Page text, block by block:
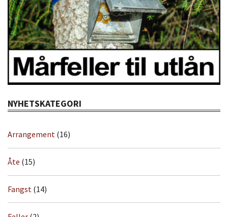
NYHETSKATEGORI
Arrangement (16)
Åte (15)
Fangst (14)